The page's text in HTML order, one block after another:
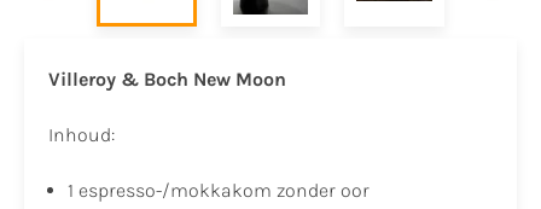
Villeroy & Boch New Moon
Inhoud:
1 espresso-/mokkakom zonder oor